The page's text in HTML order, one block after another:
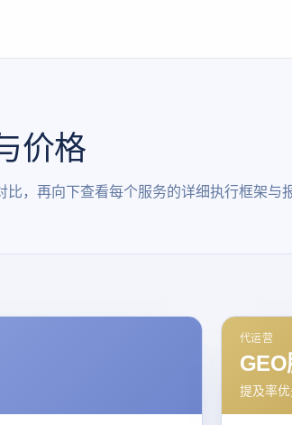
价格
比，再向下查看每个服务的详细执行框架与
代运营
提及率优